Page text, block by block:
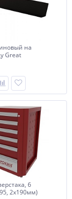
на
Great
6
2х190мм)